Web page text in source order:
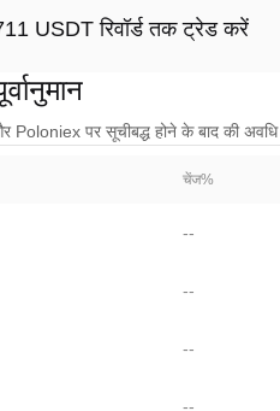
USDT रिवॉर्ड तक ट्रेड करें
Poloniex पर सूचीबद्ध होने के बाद की
चेंज%
--
--
--
--